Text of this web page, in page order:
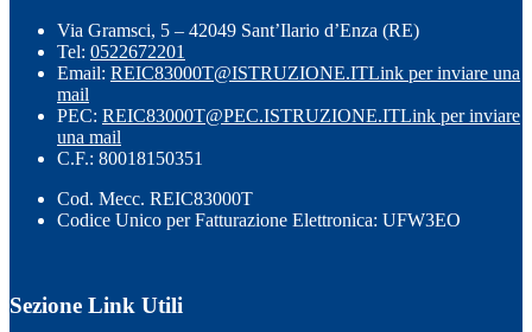
Via Gramsci, 5 – 42049 Sant’Ilario d’Enza (RE)
Tel: 0522672201
Email: REIC83000T@ISTRUZIONE.ITLink per inviare una
mail
PEC: REIC83000T@PEC.ISTRUZIONE.ITLink per inviare
una mail
C.F.: 80018150351
Cod. Mecc. REIC83000T
Codice Unico per Fatturazione Elettronica: UFW3EO
Sezione Link Utili